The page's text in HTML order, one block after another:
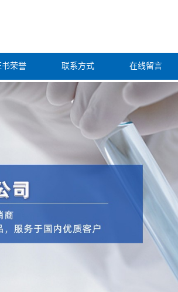
书荣誉 联系方式 在线留言